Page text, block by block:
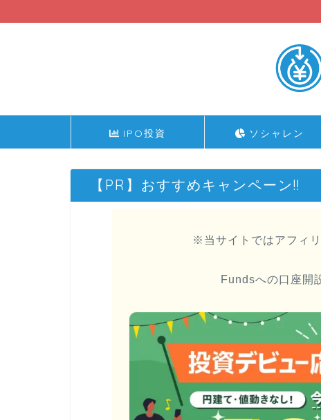
IPO投資 ソシャレン
【PR】おすすめキャンペーン!!
※当サイトではアフィ
Fundsへの口座開